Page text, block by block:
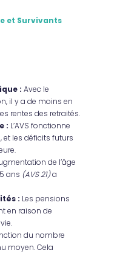
et Survivants
: Avec le
il y a de moins en
rentes des retraités.
: L’AVS fonctionne
et les déficits futurs
de l’âge
ans (AVS 21)a
: Les pensions
en raison de
du nombre
moyen. Cela